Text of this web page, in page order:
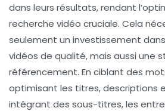
dans leurs résultats, rendant
recherche vidéo cruciale. Cela
seulement un investissement
vidéos de qualité, mais aussi une
référencement. En ciblant des
optimisant les titres, descriptions
intégrant des sous-titres, les